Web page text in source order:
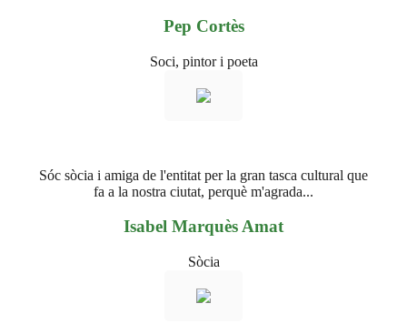
Pep Cortès
Soci, pintor i poeta
Sóc sòcia i amiga de l'entitat per la gran tasca cultural que
fa a la nostra ciutat, perquè m'agrada...
Isabel Marquès Amat
Sòcia